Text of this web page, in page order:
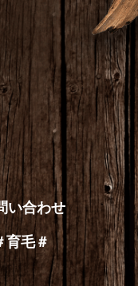
い合わせ
毛＃